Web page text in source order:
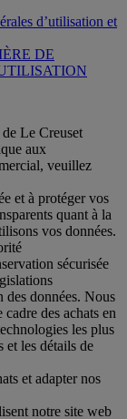
d’utilisation et
DE
Le Creuset
aux
veuillez
et à protéger vos
quant à la
vos données.
sécurisée
des données. Nous
des achats en
les plus
et les détails de
et adapter nos
notre site web